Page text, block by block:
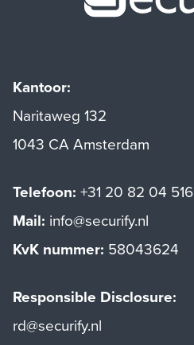
Kantoor:
Naritaweg 132
1043 CA Amsterdam
Telefoon: +31 20 82 04 516
Mail: info@securify.nl
KvK nummer: 58043624
Responsible Disclosure:
rd@securify.nl